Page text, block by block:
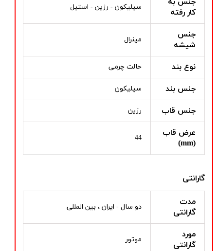
کار رفته
سیلیکون - رزین - استیل
جنس
شیشه
مینرال
نوع بند حالت چرمی
جنس بند سیلیکون
جنس قاب رزین
عرض قاب
(mm)
44
گارانتی
مدت
گارانتی
دو سال - ایران ، بین المللی
مورد
گارانتی
موتور